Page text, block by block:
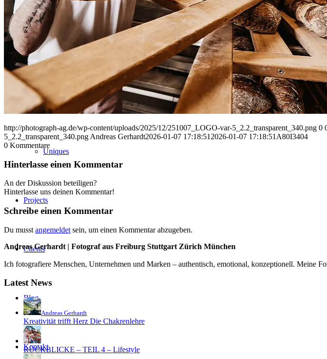
Lifestyle
Corporate
Sports
Uniques
Projects
Clients
Blog
Kontakt
http://photograph-ag.de/wp-content/uploads/2025/12/251007_LOGO-var-5_2.2_transparent_340.png 0
5_2.2_transparent_340.png Andreas Gerhardt2026-01-07 17:18:51 2026-01-07 17:18:51 A80I3404
0 Kommentare
Hinterlasse einen Kommentar
An der Diskussion beteiligen?
Hinterlasse uns deinen Kommentar!
Schreibe einen Kommentar
Du musst angemeldet sein, um einen Kommentar abzugeben.
Andreas Gerhardt | Fotograf aus Freiburg Stuttgart Zürich München
Ich fotografiere Menschen, Unternehmen und Marken – authentisch, emotional, konzeptionell. Meine
Latest News
Andreas Gerhardt
Kreativität trifft Herz Die Chakrenlehre
RÜCKBLICKE – TEIL 4 – Lifestyle